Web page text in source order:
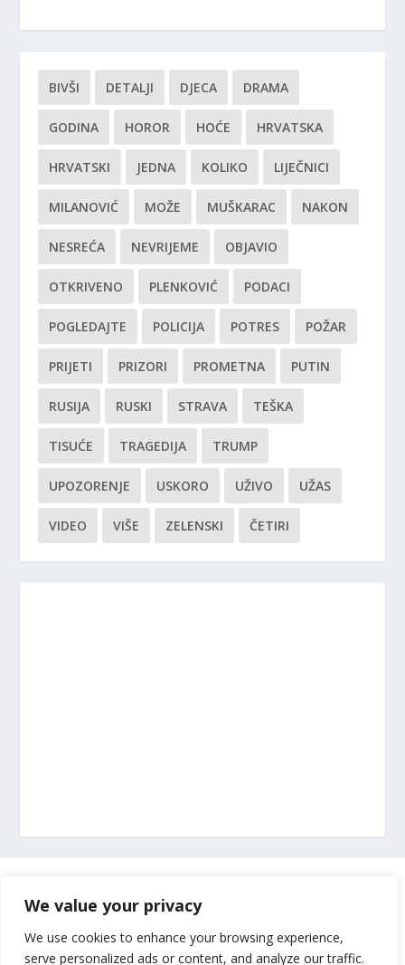
We value your privacy
We use cookies to enhance your browsing experience,
serve personalized ads or content, and analyze our traffic.
BIVŠI DETALJI DJECA DRAMA
GODINA HOROR HOĆE HRVATSKA
HRVATSKI JEDNA KOLIKO LIJEČNICI
MILANOVIĆ MOŽE MUŠKARAC NAKON
NESREĆA NEVRIJEME OBJAVIO
OTKRIVENO PLENKOVIĆ PODACI
POGLEDAJTE POLICIJA POTRES POŽAR
PRIJETI PRIZORI PROMETNA PUTIN
RUSIJA RUSKI STRAVA TEŠKA
TISUĆE TRAGEDIJA TRUMP
UPOZORENJE USKORO UŽIVO UŽAS
VIDEO VIŠE ZELENSKI ČETIRI
Impressum